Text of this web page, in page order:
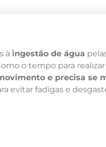
à ingestão de água
o tempo para
e precisa se
evitar fadigas e